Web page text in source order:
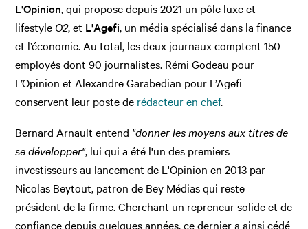
L'Opinion, qui propose depuis 2021 un pôle luxe et
lifestyle O2, et L'Agefi, un média spécialisé dans la finance
et l’économie. Au total, les deux journaux comptent 150
employés dont 90 journalistes. Rémi Godeau pour
L’Opinion et Alexandre Garabedian pour L’Agefi
conservent leur poste de rédacteur en chef.
Bernard Arnault entend "donner les moyens aux titres de
se développer", lui qui a été l'un des premiers
investisseurs au lancement de L'Opinion en 2013 par
Nicolas Beytout, patron de Bey Médias qui reste
président de la firme. Cherchant un repreneur solide et de
confiance depuis quelques années, ce dernier a ainsi cédé